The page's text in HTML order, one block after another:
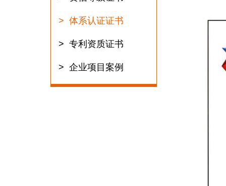
体系认证证书
专利资质证书
企业项目案例